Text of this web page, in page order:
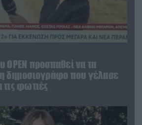
OPEN προσπαθεί να τα
δημοσιογράφο που γέλασε
τις φωτιές